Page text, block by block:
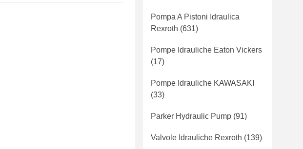
Pompa A Pistoni Idraulica
Rexroth (631)
Pompe Idrauliche Eaton Vickers
(17)
Pompe Idrauliche KAWASAKI
(33)
Parker Hydraulic Pump (91)
Valvole Idrauliche Rexroth (139)